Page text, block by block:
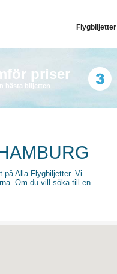
Flygbiljetter
priser
bästa biljetten
på Alla Flygbiljetter. Vi
Om du vill söka till en